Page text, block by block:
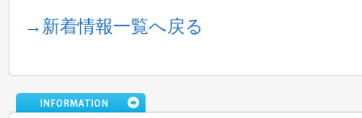
→新着情報一覧へ戻る